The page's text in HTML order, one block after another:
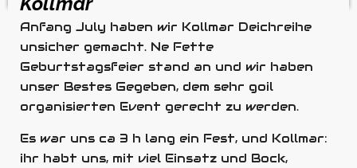
Anfang July haben wir Kollmar Deichreihe
unsicher gemacht. Ne Fette
Geburtstagsfeier stand an und wir haben
unser Bestes Gegeben, dem sehr goil
organisierten Event gerecht zu werden.
Es war uns ca 3 h lang ein Fest, und Kollmar:
ihr habt uns, mit viel Einsatz und Bock,